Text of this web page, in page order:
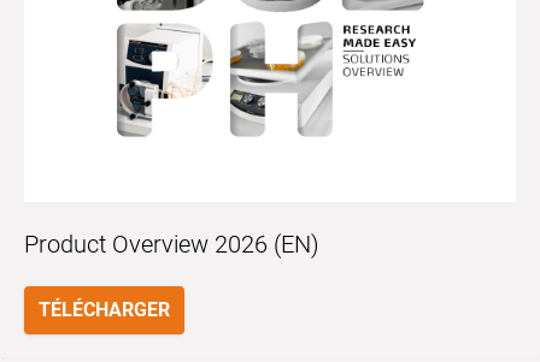
Product Overview 2026 (EN)
TÉLÉCHARGER